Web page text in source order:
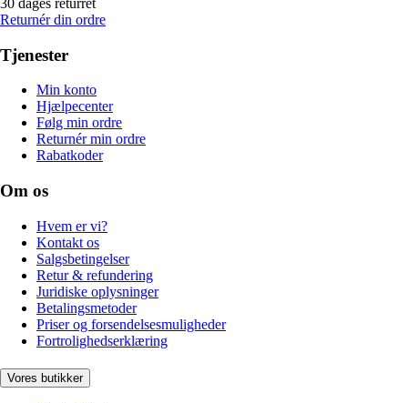
30 dages returret
Returnér din ordre
Tjenester
Min konto
Hjælpecenter
Følg min ordre
Returnér min ordre
Rabatkoder
Om os
Hvem er vi?
Kontakt os
Salgsbetingelser
Retur & refundering
Juridiske oplysninger
Betalingsmetoder
Priser og forsendelsesmuligheder
Fortrolighedserklæring
Vores butikker